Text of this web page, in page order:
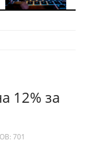
12% за
701